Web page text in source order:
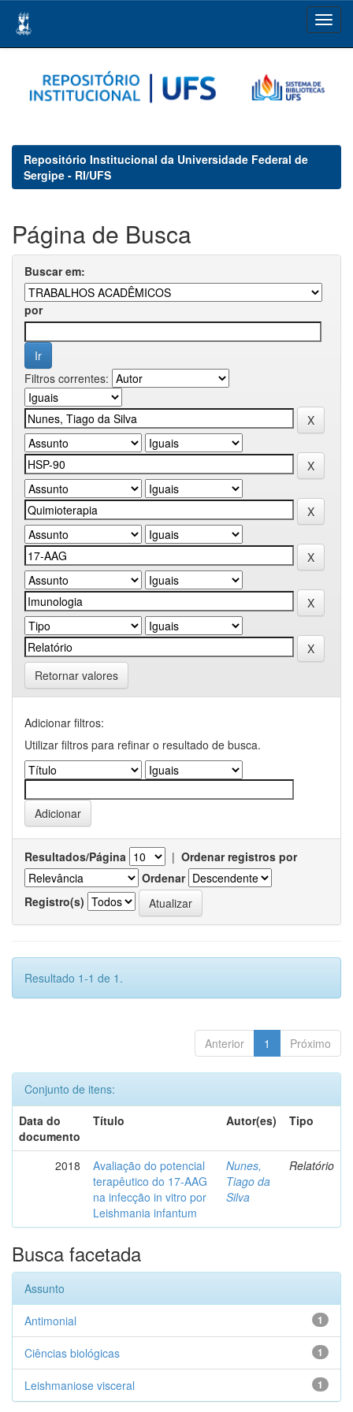
navigation
Repositório Institucional da Universidade Federal de
Sergipe - RI/UFS
Página de Busca
Buscar em:
por
Filtros correntes:
Retornar valores
Adicionar filtros:
Utilizar filtros para refinar o resultado de busca.
Resultados/Página | Ordenar registros por
Ordenar
Registro(s)
Resultado 1-1 de 1.
Anterior 1 Próximo
Conjunto de itens:
Data do
documento
Título Autor(es) Tipo
2018
Avaliação do potencial
terapêutico do 17-AAG
na infecção in vitro por
Leishmania infantum
Nunes,
Tiago da
Silva
Relatório
Busca facetada
Assunto
1
Antimonial
1
Ciências biológicas
1
Leishmaniose visceral